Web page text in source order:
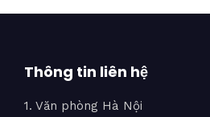
Thông tin liên hệ
1. Văn phòng Hà Nội